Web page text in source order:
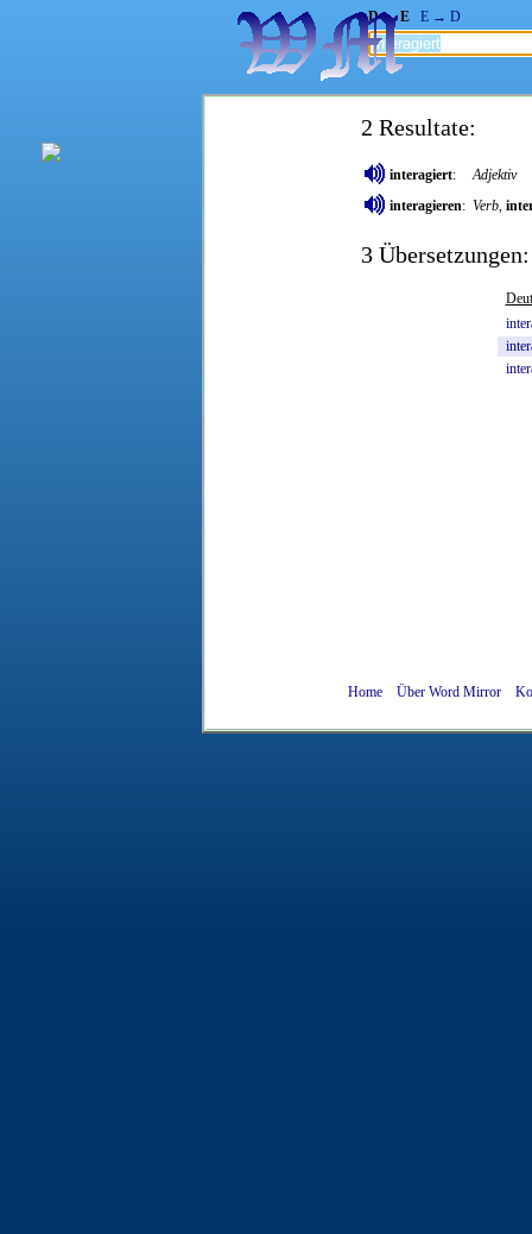
D → E E → D
2 Resultate:
interagiert:
Adjektiv
interagieren: Verb,
3 Übersetzungen:
Home Über Word Mirror